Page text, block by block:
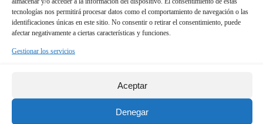
tecnologías nos permitirá procesar datos como el comportamiento de navegación o las
identificaciones únicas en este sitio. No consentir o retirar el consentimiento, puede
afectar negativamente a ciertas características y funciones.
Gestionar los servicios
Aceptar
Denegar
Este evento ha pasado.
Tercer curso de Paisajes minero-
el desarrollo del territorio
10 de febrero 08:00» Hora Inicio-Fin: